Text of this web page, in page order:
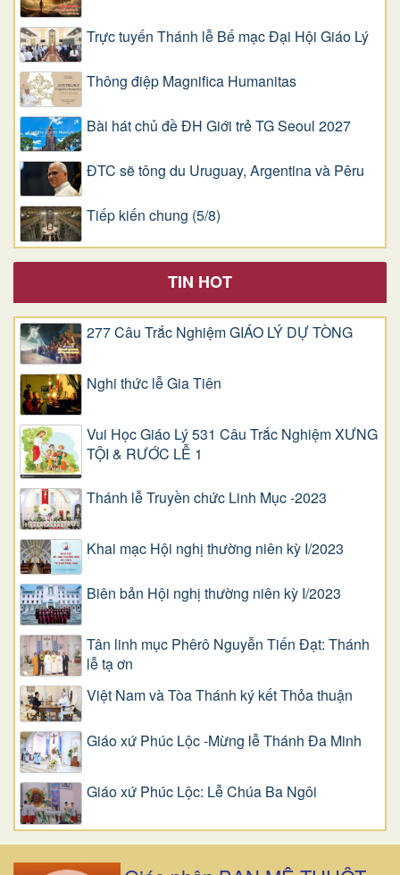
Trực tuyến Thánh lễ Bế mạc Đại Hội Giáo Lý
Thông điệp Magnifica Humanitas
Bài hát chủ đề ĐH Giới trẻ TG Seoul 2027
ĐTC sẽ tông du Uruguay, Argentina và Pêru
Tiếp kiến chung (5/8)
TIN HOT
277 Câu Trắc Nghiệm GIÁO LÝ DỰ TÒNG
Nghi thức lễ Gia Tiên
Vui Học Giáo Lý 531 Câu Trắc Nghiệm XƯNG
TỘI & RƯỚC LỄ 1
Thánh lễ Truyền chức Linh Mục -2023
Khai mạc Hội nghị thường niên kỳ I/2023
Biên bản Hội nghị thường niên kỳ I/2023
Tân linh mục Phêrô Nguyễn Tiến Đạt: Thánh
lễ tạ ơn
Việt Nam và Tòa Thánh ký kết Thỏa thuận
Giáo xứ Phúc Lộc -Mừng lễ Thánh Đa Minh
Giáo xứ Phúc Lộc: Lễ Chúa Ba Ngôi